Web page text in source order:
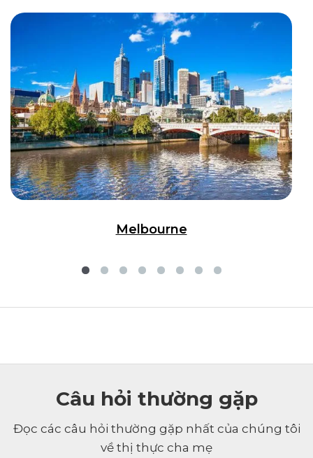
Melbourne
Câu hỏi thường gặp
Đọc các câu hỏi thường gặp nhất của chúng tôi
về thị thực cha mẹ